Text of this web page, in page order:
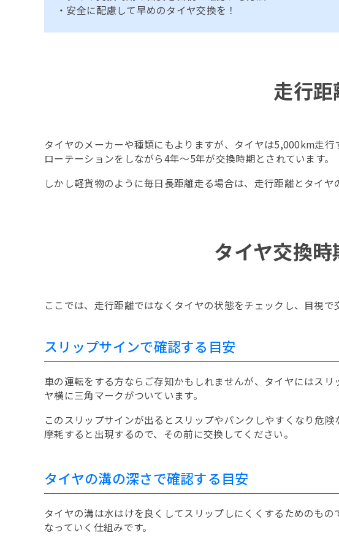
・安全に配慮して早めのタイヤ交換を！
走行
タイヤのメーカーや種類にもよりますが、タイヤは5,000km走
ローテーションをしながら4年～5年が交換時期とされています。
しかし軽貨物のように毎日長距離走る場合は、走行距離とタイ
タイヤ交換
ここでは、走行距離ではなくタイヤの状態をチェックし、目視で
スリップサインで確認する目安
車の運転をする方ならご存知かもしれませんが、タイヤにはス
ヤ横に三角マークがついています。
このスリップサインが出るとスリップやパンクしやすくなり危
摩耗すると出現するので、その前に交換してください。
タイヤの溝の深さで確認する目安
タイヤの溝は水はけを良くしてスリップしにくくするためのも
なっていく仕組みです。